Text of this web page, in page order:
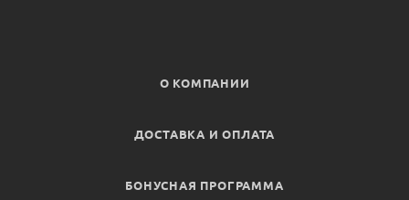
О КОМПАНИИ
ДОСТАВКА И ОПЛАТА
БОНУСНАЯ ПРОГРАММА